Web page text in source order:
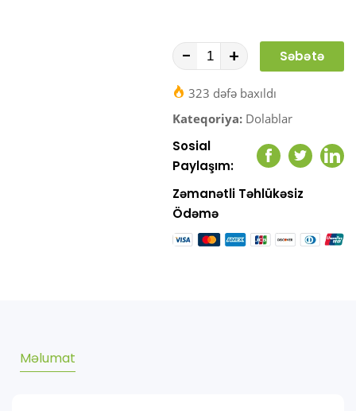
- +
Səbətə
323 dəfə baxıldı
Kateqoriya: Dolablar
Sosial
Paylaşım:
Facebook
Twitter
Zəmanətli Təhlükəsiz
Ödəmə
Məlumat